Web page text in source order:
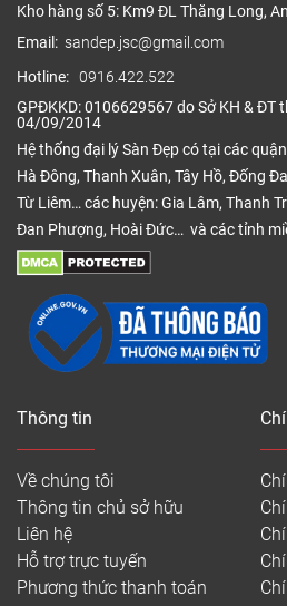
Kho hàng số 5: Km9 ĐL Thăng Long,
Email: sandep.jsc@gmail.com
Hotline: 0916.422.522
GPĐKKD: 0106629567 do Sở KH & ĐT
04/09/2014
Hệ thống đại lý Sàn Đẹp có tại các
Hà Đông, Thanh Xuân, Tây Hồ, Đống
Từ Liêm… các huyện: Gia Lâm, Thanh
Đan Phượng, Hoài Đức… và các tỉnh
Thông tin
Về chúng tôi
Thông tin chủ sở hữu
Liên hệ
Hỗ trợ trực tuyến
Phương thức thanh toán